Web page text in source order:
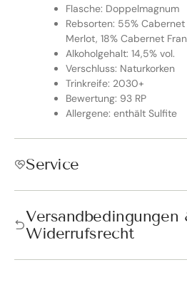
Flasche: Doppelmagnum
Rebsorten: 55%
Merlot, 18% Cabernet
Alkoholgehalt: 14,5% vol.
Verschluss: Naturkorken
Trinkreife: 2030+
Bewertung: 93 RP
Allergene: enthält Sulfite
Service
Versandbedingungen
Widerrufsrecht